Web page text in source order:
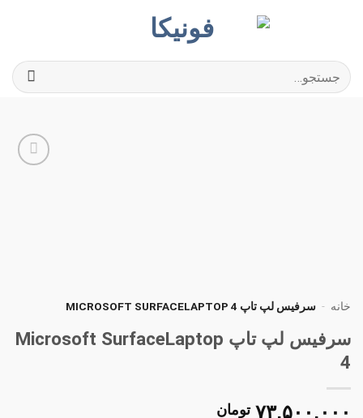
جستجو
برای:
خانه - سرفیس لپ تاپ MICROSOFT SURFACELAPTOP 4
سرفیس لپ تاپ Microsoft SurfaceLaptop
4
۷۳,۵۰۰,۰۰۰ تومان